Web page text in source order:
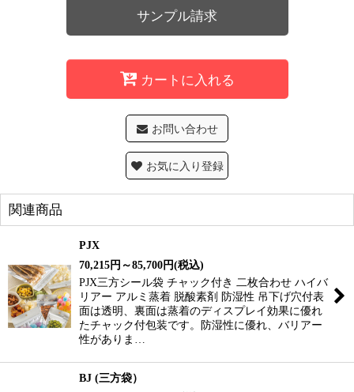
サンプル請求
カートに入れる
お問い合わせ
お気に入り登録
関連商品
PJX
70,215円 ～85,700円(税込)
PJX三方シール袋 チャック付き 二枚合わせ ハイバ
リアー アルミ蒸着 脱酸素剤 防湿性 吊下げ穴付表
面は透明、裏面は蒸着のディスプレイ効果に優れ
たチャック付包装です。防湿性に優れ、バリアー
性がありま…
BJ (三方袋）